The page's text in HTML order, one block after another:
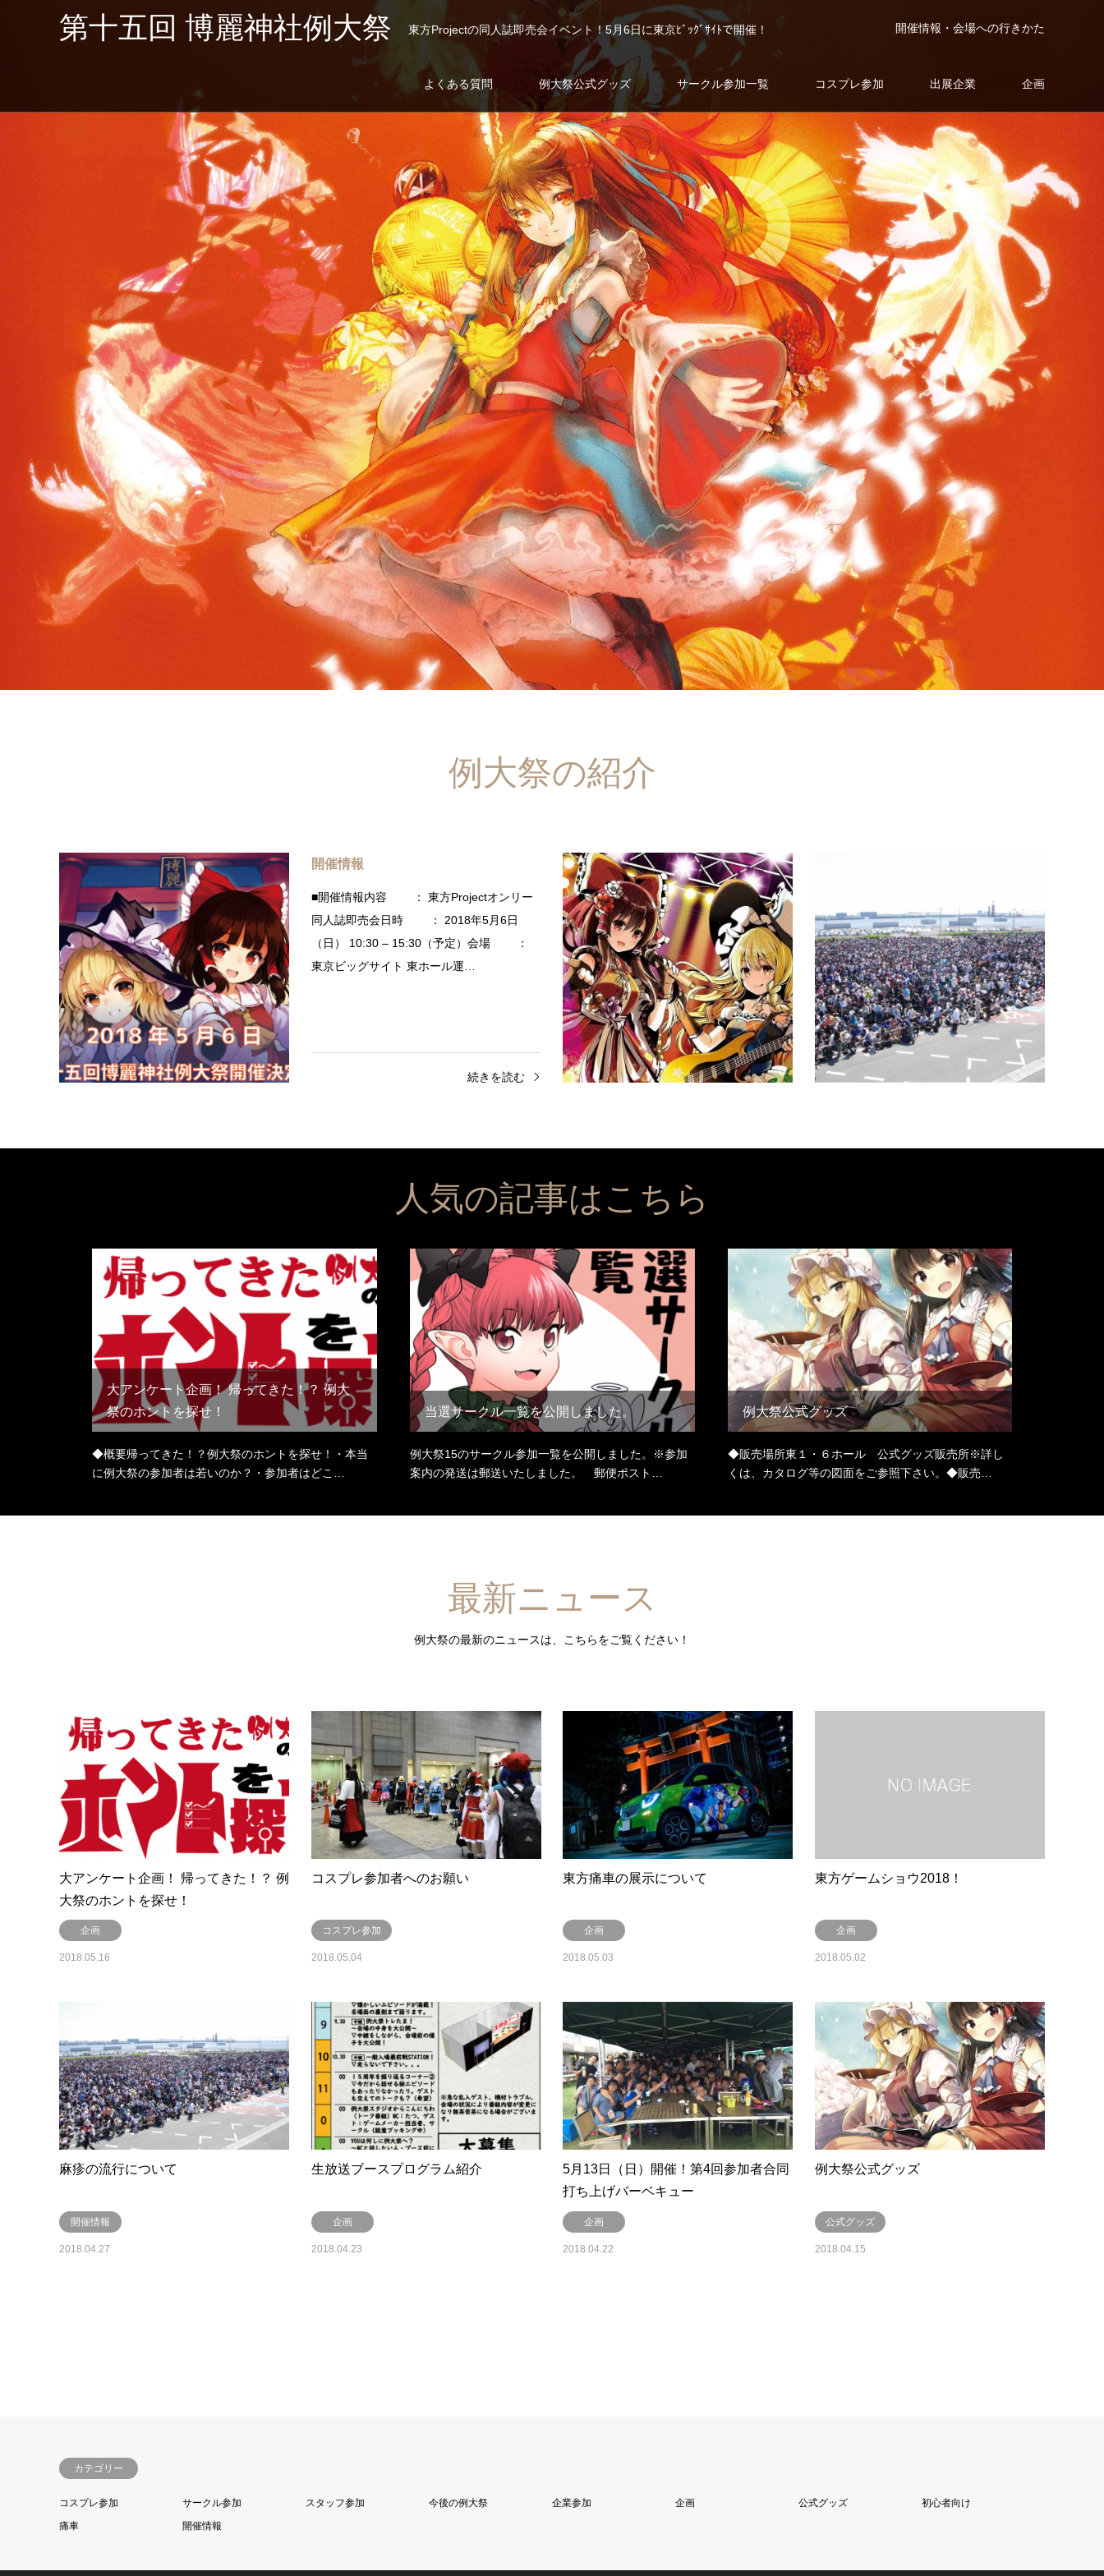
第十五回 博麗神社例大祭 東方Projectの同人誌即売会イベント！5月6日に東京ﾋﾞｯｸﾞｻｲﾄで開催！ 開催情報・会場への行きかた
よくある質問 例大祭公式グッズ サークル参加一覧 コスプレ参加 出展企業 企画
例大祭の紹介
開催情報
■開催情報内容 ： 東方Projectオンリー
同人誌即売会日時 ： 2018年5月6日
（日） 10:30 – 15:30（予定）会場 ：
東京ビッグサイト 東ホール運…
続きを読む
主催する、東方Projectの音楽イベント、
「博麗神社うた祭in東京」が開催されます。
■開催情報内容 ： 東方Projec…
続きを読む
人気の記事はこちら
大アンケート企画！ 帰ってきた！？ 例大
祭のホントを探せ！
◆概要帰ってきた！？例大祭のホントを探せ！・本当
に例大祭の参加者は若いのか？・参加者はどこ…
当選サークル一覧を公開しました。
例大祭15のサークル参加一覧を公開しました。※参加
案内の発送は郵送いたしました。 郵便ポスト…
例大祭公式グッズ
◆販売場所東１・６ホール 公式グッズ販売所※詳し
くは、カタログ等の図面をご参照下さい。◆販売…
最新ニュース
例大祭の最新のニュースは、こちらをご覧ください！
大アンケート企画！ 帰ってきた！？ 例
大祭のホントを探せ！
企画
2018.05.16
コスプレ参加者へのお願い
コスプレ参加
2018.05.04
東方痛車の展示について
企画
2018.05.03
東方ゲームショウ2018！
企画
2018.05.02
麻疹の流行について
開催情報
2018.04.27
生放送ブースプログラム紹介
企画
2018.04.23
5月13日（日）開催！第4回参加者合同
打ち上げバーベキュー
企画
2018.04.22
例大祭公式グッズ
公式グッズ
2018.04.15
カテゴリー
コスプレ参加 サークル参加 スタッフ参加 今後の例大祭 企業参加 企画 公式グッズ
初心者向け
痛車
開催情報